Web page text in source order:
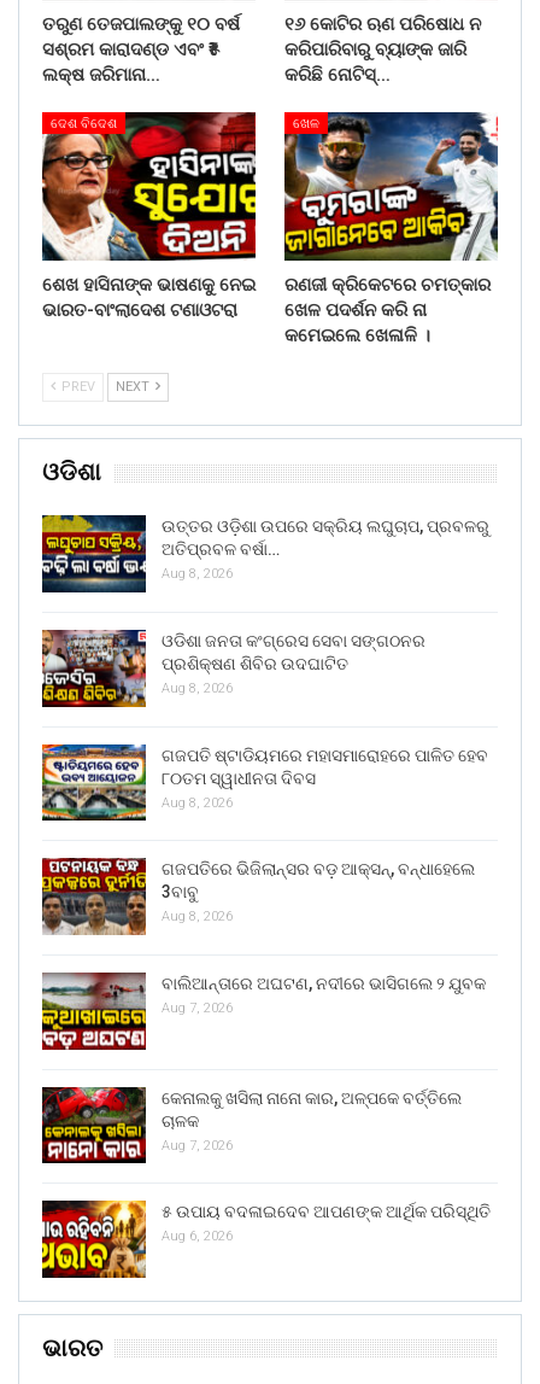
ତରୁଣ ତେଜପାଲଙ୍କୁ ୧୦ ବର୍ଷ
ସଶ୍ରମ କାରାଦଣ୍ଡ ଏବଂ ₹୫
ଲକ୍ଷ ଜରିମାନା…
୧୬ କୋଟିର ଋଣ ପରିଷୋଧ ନ
କରିପାରିବାରୁ ବ୍ୟାଙ୍କ ଜାରି
କରିଛି ନୋଟିସ୍…
ଦେଶ ବିଦେଶ
ଶେଖ ହାସିନାଙ୍କ ଭାଷଣକୁ ନେଇ
ଭାରତ-ବାଂଲାଦେଶ ଟଣାଓଟରା
ଖେଳ
ରଣଜୀ କ୍ରିକେଟରେ ଚମତ୍କାର
ଖେଳ ପଦର୍ଶନ କରି ନା
କମେଇଲେ ଖେଳାଳି ।
PREV NEXT
ଓଡିଶା
ଉତ୍ତର ଓଡ଼ିଶା ଉପରେ ସକ୍ରିୟ ଲଘୁଚାପ, ପ୍ରବଳରୁ
ଅତିପ୍ରବଳ ବର୍ଷା…
Aug 8, 2026
ଓଡିଶା ଜନତା କଂଗ୍ରେସ ସେବା ସଙ୍ଗଠନର
ପ୍ରଶିକ୍ଷଣ ଶିବିର ଉଦଘାଟିତ
Aug 8, 2026
ଗଜପତି ଷ୍ଟାଡିୟମରେ ମହାସମାରୋହରେ ପାଳିତ ହେବ
୮୦ତମ ସ୍ୱାଧୀନତା ଦିବସ
Aug 8, 2026
ଗଜପତିରେ ଭିଜିଲାନ୍ସର ବଡ଼ ଆକ୍ସନ୍, ବନ୍ଧାହେଲେ
3ବାବୁ
Aug 8, 2026
ବାଲିଆନ୍ତାରେ ଅଘଟଣ, ନଦୀରେ ଭାସିଗଲେ ୨ ଯୁବକ
Aug 7, 2026
କେନାଲକୁ ଖସିଲା ନାନୋ କାର, ଅଳ୍ପକେ ବର୍ତ୍ତିଲେ
ଚାଳକ
Aug 7, 2026
୫ ଉପାୟ ବଦଳାଇଦେବ ଆପଣଙ୍କ ଆର୍ଥିକ ପରିସ୍ଥିତି
Aug 6, 2026
ଭାରତ